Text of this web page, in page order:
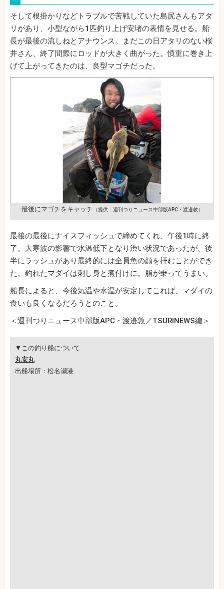
そして根掛かりなどトラブルで苦戦していた島尻さんもアタ
リがあり、小型ながら1匹釣り上げ安堵の表情を見せる。船
長が最後の流しねとアナウンス。まだこの日アタリのない桜
井さん、終了間際にロッドが大きく曲がった。慎重に巻き上
げて上がってきたのは、良型マゴチだった。
最後にマゴチをキャッチ （提供：週刊つりニュース中部版APC・渡邉敦）
最後の最後にナイスフィッシュで締めてくれ、午後1時に終
了。大寒波の影響で水温低下となり渋い状況であったが、後
半にラッシュがあり最終的には全員魚の顔を拝むことができ
た。釣れたマダイは刺し身と煮付けに。脂が乗ってうまい。
船長によると、今後気温や水温が安定してこれば、マダイの
食いも良くなるだろうとのこと。
＜週刊つりニュース中部版APC・渡邉敦／TSURINEWS編＞
▼この釣り船について
丸安丸
出船場所：松名瀬港